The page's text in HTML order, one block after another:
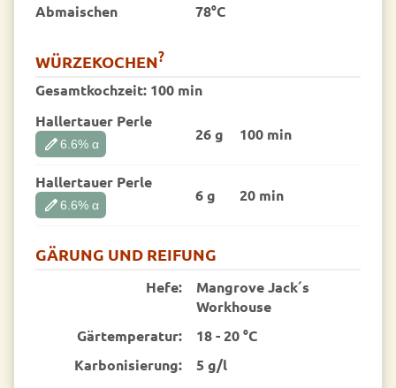
Abmaischen
78°C
WÜRZEKOCHEN?
Gesamtkochzeit: 100 min
Hallertauer Perle
edit6.6% α
26 g 100 min
Hallertauer Perle
edit6.6% α
6 g 20 min
GÄRUNG UND REIFUNG
Hefe:
Mangrove Jack´s
Workhouse
Gärtemperatur:
18 - 20 °C
Karbonisierung:
5 g/l